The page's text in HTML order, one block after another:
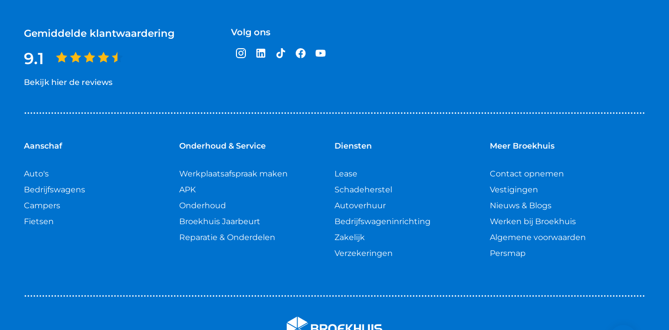
Gemiddelde klantwaardering
9.1
Bekijk hier de reviews
van
Volg ons
Aanschaf
Auto's
Bedrijfswagens
Campers
Fietsen
Onderhoud & Service
Werkplaatsafspraak maken
APK
Onderhoud
Broekhuis Jaarbeurt
Reparatie & Onderdelen
Diensten
Lease
Schadeherstel
Autoverhuur
Bedrijfswageninrichting
Zakelijk
Verzekeringen
Meer Broekhuis
Contact opnemen
Vestigingen
Nieuws & Blogs
Werken bij Broekhuis
Algemene voorwaarden
Persmap